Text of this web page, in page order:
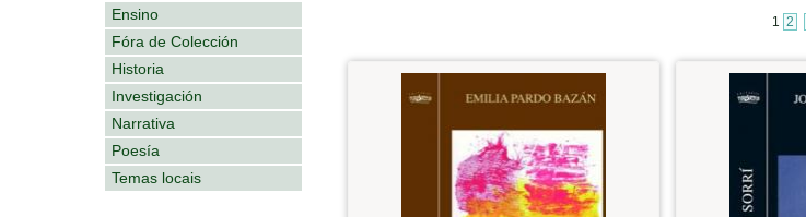
Ensino
Fóra de Colección
Historia
Investigación
Narrativa
Poesía
Temas locais
1 2